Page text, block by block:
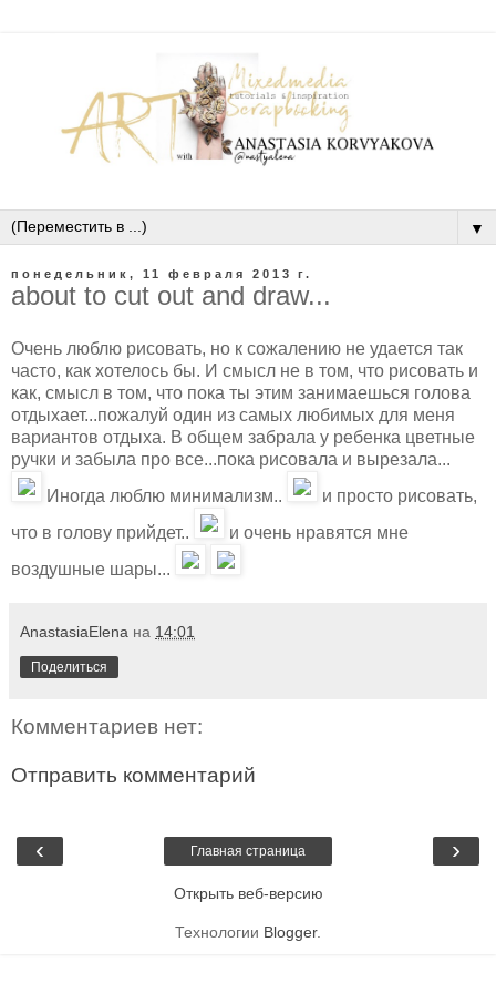
▼
понедельник, 11 февраля 2013 г.
about to cut out and draw...
Очень люблю рисовать, но к сожалению не удается так
часто, как хотелось бы. И смысл не в том, что рисовать и
как, смысл в том, что пока ты этим занимаешься голова
отдыхает...пожалуй один из самых любимых для меня
вариантов отдыха. В общем забрала у ребенка цветные
ручки и забыла про все...пока рисовала и вырезала...
Иногда люблю минимализм..
и просто рисовать,
что в голову прийдет..
и очень нравятся мне
воздушные шары...
AnastasiaElena на 14:01
Поделиться
Комментариев нет:
Отправить комментарий
‹ ›
Главная страница
Открыть веб-версию
Технологии Blogger.